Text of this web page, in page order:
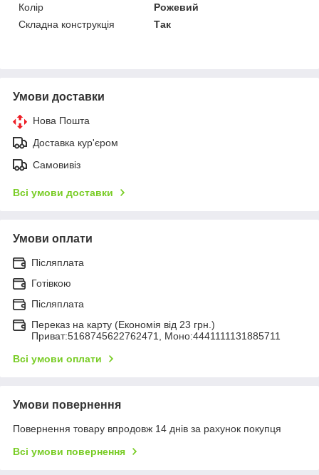
Колір
Рожевий
Складна конструкція
Так
Умови доставки
Нова Пошта
Доставка кур'єром
Самовивіз
Всі умови доставки
Умови оплати
Післяплата
Готівкою
Післяплата
Переказ на карту (Економія від 23 грн.)
Приват:5168745622762471, Моно:4441111131885711
Всі умови оплати
Умови повернення
Повернення товару впродовж 14 днів за рахунок покупця
Всі умови повернення